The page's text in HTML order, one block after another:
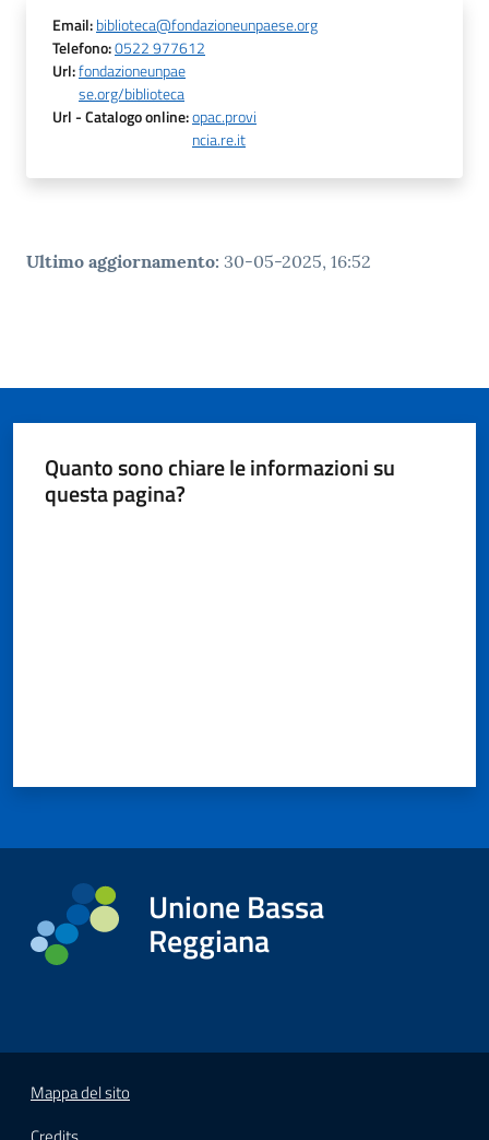
Email:biblioteca@fondazioneunpaese.org
Telefono:0522 977612
Url:fondazioneunpae
se.org/biblioteca
Url- Catalogo online:opac.provi
ncia.re.it
Ultimo aggiornamento: 30-05-2025, 16:52
Quanto sono chiare le informazioni su
questa pagina?
Unione Bassa
Reggiana
Mappa del sito